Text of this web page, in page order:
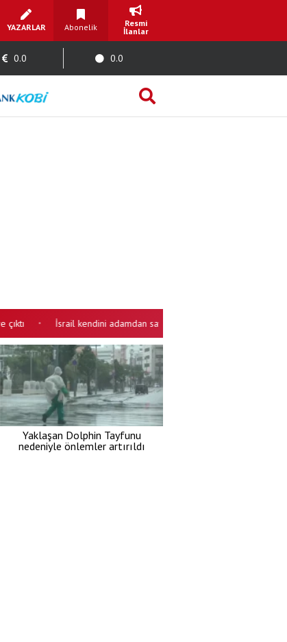
YAZARLAR Abonelik
Resmi
İlanlar
0.0 0.0
• İsrail kendini adamdan saydı! ABD'den bağımsız saldıracak
Yaklaşan Dolphin Tayfunu
nedeniyle önlemler artırıldı